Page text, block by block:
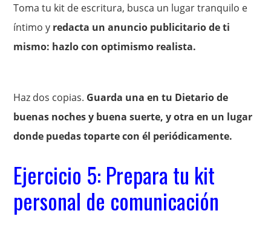
Toma tu kit de escritura, busca un lugar tranquilo e
íntimo y redacta un anuncio publicitario de ti
mismo: hazlo con optimismo realista.
Haz dos copias. Guarda una en tu Dietario de
buenas noches y buena suerte, y otra en un lugar
donde puedas toparte con él periódicamente.
Ejercicio 5: Prepara tu kit
personal de comunicación